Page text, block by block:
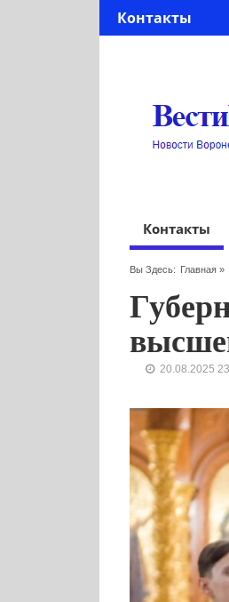
Контакты
Контакты
Вы Здесь: Главная»
20.08.2025